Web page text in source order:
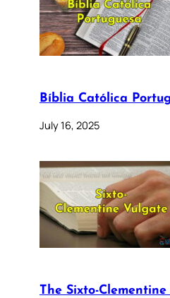
Bíblia Católica
July 16, 2025
The Sixto-